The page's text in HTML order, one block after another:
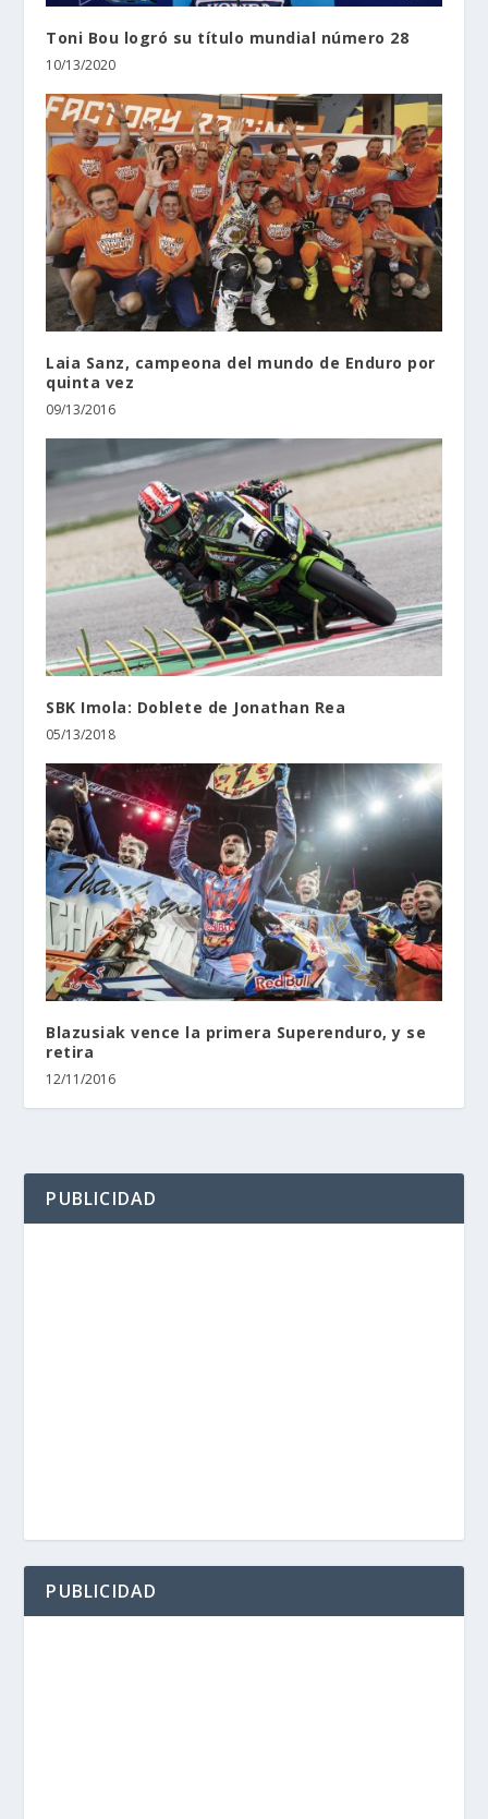
Toni Bou logró su título mundial número 28
10/13/2020
Laia Sanz, campeona del mundo de Enduro por
quinta vez
09/13/2016
SBK Imola: Doblete de Jonathan Rea
05/13/2018
Blazusiak vence la primera Superenduro, y se
retira
12/11/2016
PUBLICIDAD
PUBLICIDAD